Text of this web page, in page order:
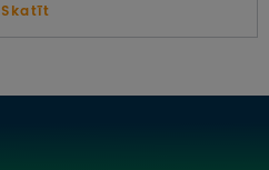
Skatīt